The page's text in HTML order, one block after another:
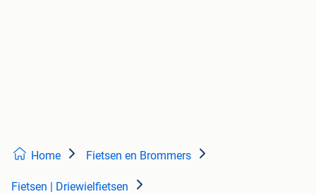
Home Fietsen en Brommers
Fietsen | Driewielfietsen